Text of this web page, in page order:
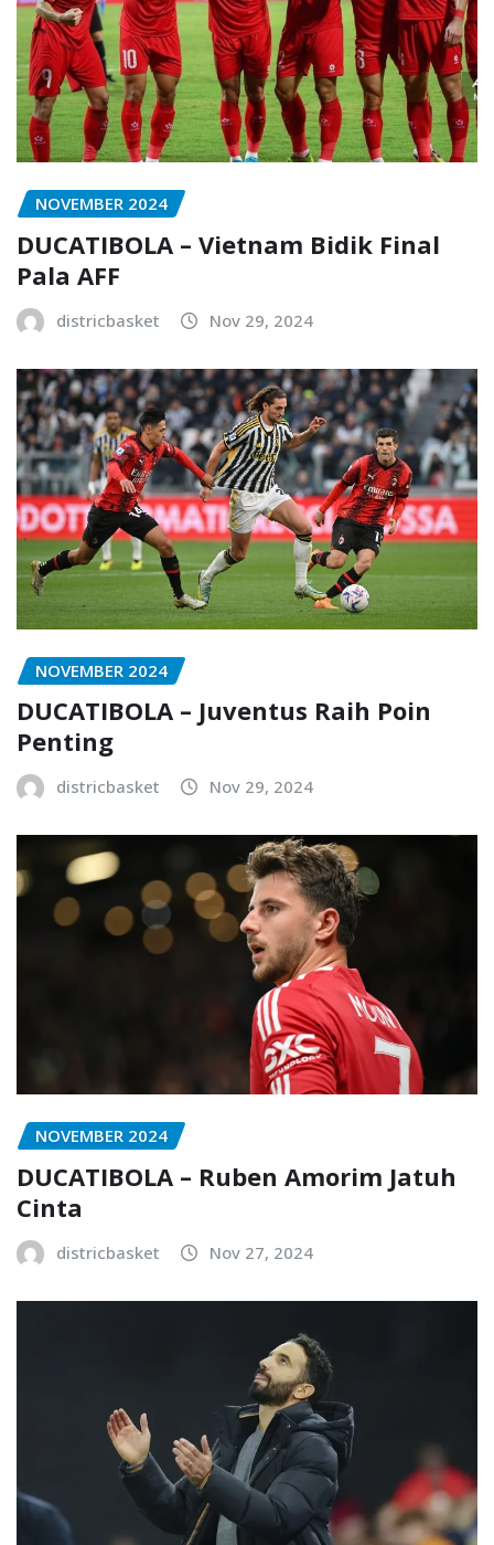
NOVEMBER 2024
DUCATIBOLA – Vietnam Bidik Final
Pala AFF
districbasket Nov 29, 2024
NOVEMBER 2024
DUCATIBOLA – Juventus Raih Poin
Penting
districbasket Nov 29, 2024
NOVEMBER 2024
DUCATIBOLA – Ruben Amorim Jatuh
Cinta
districbasket Nov 27, 2024